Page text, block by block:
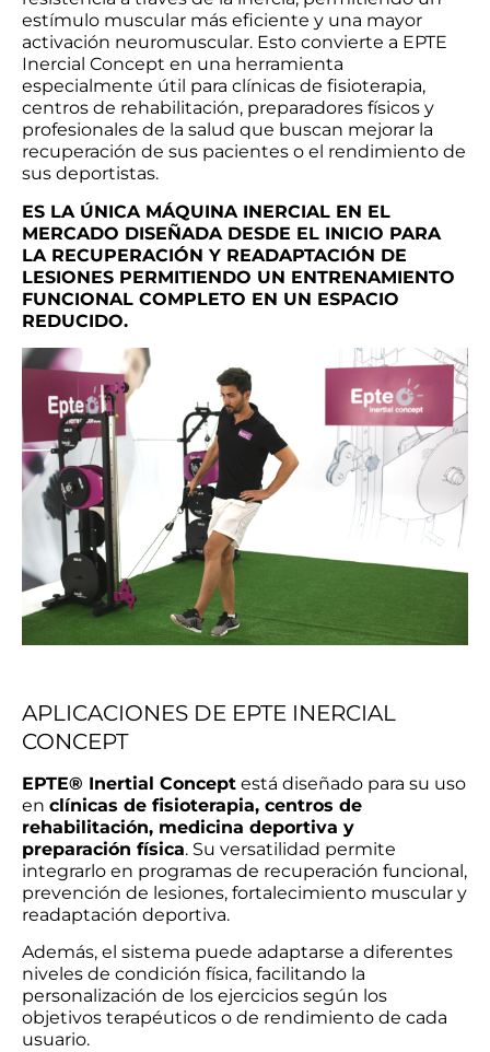
estímulo muscular más eficiente y una mayor
activación neuromuscular. Esto convierte a EPTE
Inercial Concept en una herramienta
especialmente útil para clínicas de fisioterapia,
centros de rehabilitación, preparadores físicos y
profesionales de la salud que buscan mejorar la
recuperación de sus pacientes o el rendimiento de
sus deportistas.
ES LA ÚNICA MÁQUINA INERCIAL EN EL
MERCADO DISEÑADA DESDE EL INICIO PARA
LA RECUPERACIÓN Y READAPTACIÓN DE
LESIONES PERMITIENDO UN ENTRENAMIENTO
FUNCIONAL COMPLETO EN UN ESPACIO
REDUCIDO.
APLICACIONES DE EPTE INERCIAL
CONCEPT
EPTE® Inertial Concept está diseñado para su uso
en clínicas de fisioterapia, centros de
rehabilitación, medicina deportiva y
preparación física. Su versatilidad permite
integrarlo en programas de recuperación funcional,
prevención de lesiones, fortalecimiento muscular y
readaptación deportiva.
Además, el sistema puede adaptarse a diferentes
niveles de condición física, facilitando la
personalización de los ejercicios según los
objetivos terapéuticos o de rendimiento de cada
usuario.